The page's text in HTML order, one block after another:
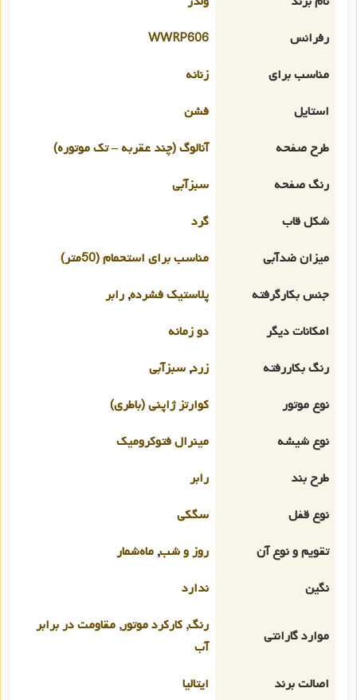
رفرانس
WWRP606
مناسب برای
زنانه
استایل
فشن
طرح صفحه
آنالوگ (چند عقربه – تک موتوره)
رنگ صفحه
سبزآبی
شکل قاب
گرد
میزان ضدآبی
مناسب برای استحمام (50متر)
جنس بکارگرفته
پلاستیک فشرده, رابر
امکانات دیگر
دو زمانه
رنگ بکاررفته
زرد, سبزآبی
نوع موتور
کوارتز ژاپنی (باطری)
نوع شیشه
مینرال فتوکرومیک
طرح بند
رابر
نوع قفل
سگکی
تقویم و نوع آن
روز و شب, ماه‌شمار
نگین
ندارد
موارد گارانتی
رنگ, کارکرد موتور, مقاومت در برابر
آب
اصالت برند
ایتالیا